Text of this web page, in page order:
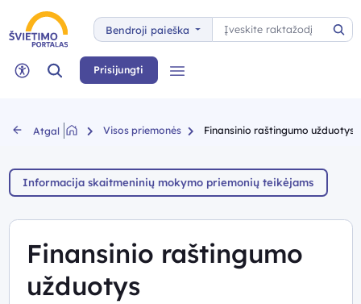
Bendroji paieška
Paieška
Neįgaliųjų rėžimas
Paieška Prisijungti
Atgal Visos priemonės Finansinio raštingumo užduotys
Informacija skaitmeninių mokymo priemonių teikėjams
Finansinio raštingumo
užduotys